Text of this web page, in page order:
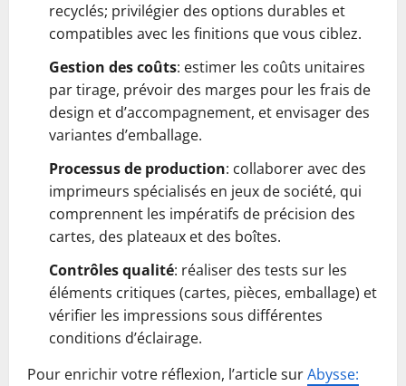
recyclés; privilégier des options durables et
compatibles avec les finitions que vous ciblez.
Gestion des coûts: estimer les coûts unitaires
par tirage, prévoir des marges pour les frais de
design et d’accompagnement, et envisager des
variantes d’emballage.
Processus de production: collaborer avec des
imprimeurs spécialisés en jeux de société, qui
comprennent les impératifs de précision des
cartes, des plateaux et des boîtes.
Contrôles qualité: réaliser des tests sur les
éléments critiques (cartes, pièces, emballage) et
vérifier les impressions sous différentes
conditions d’éclairage.
Pour enrichir votre réflexion, l’article surAbysse: